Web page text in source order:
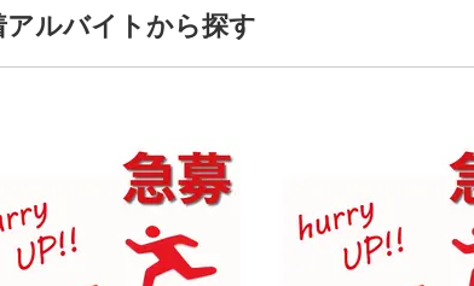
外国籍活躍中,新卒・第二新卒活躍中,主婦主夫活躍中,カッ
,交通費補助あり,車/バイク通勤OK,土日休み,喫煙OK
社ロフティーです。
アルバイトから探す